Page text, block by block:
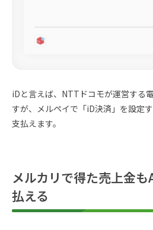
iDと言えば、NTTドコモが運営する
すが、メルペイで「iD決済」を設定
支払えます。
メルカリで得た売上金
払える